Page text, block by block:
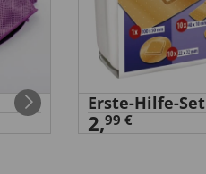
Erste-Hilfe-Set
2,99 €